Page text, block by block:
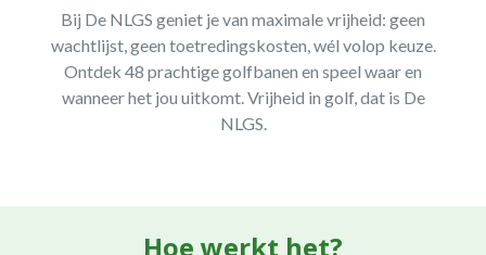
Bij De NLGS geniet je van maximale vrijheid: geen
wachtlijst, geen toetredingskosten, wél volop keuze.
Ontdek 48 prachtige golfbanen en speel waar en
wanneer het jou uitkomt. Vrijheid in golf, dat is De
NLGS.
Hoe werkt het?